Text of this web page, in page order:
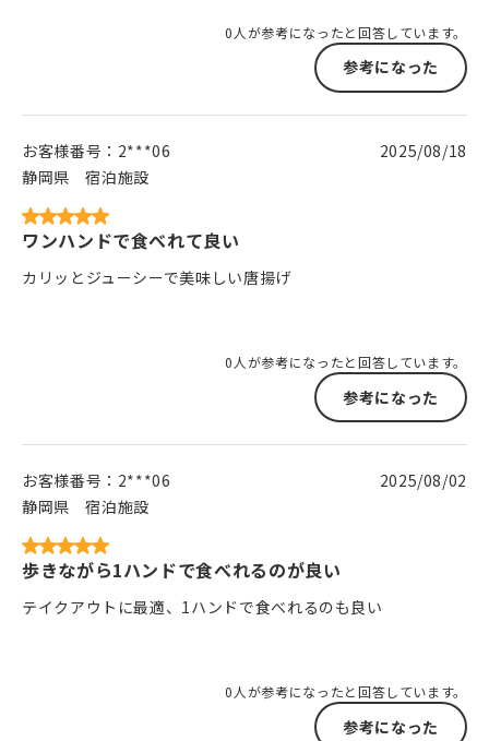
0人が参考になったと回答しています。
参考になった
お客様番号： 2***06
静岡県
宿泊施設
2025/08/18
ワンハンドで食べれて良い
カリッとジューシーで美味しい唐揚げ
0人が参考になったと回答しています。
参考になった
お客様番号： 2***06
静岡県
宿泊施設
2025/08/02
歩きながら1ハンドで食べれるのが良い
テイクアウトに最適、1ハンドで食べれるのも良い
0人が参考になったと回答しています。
参考になった